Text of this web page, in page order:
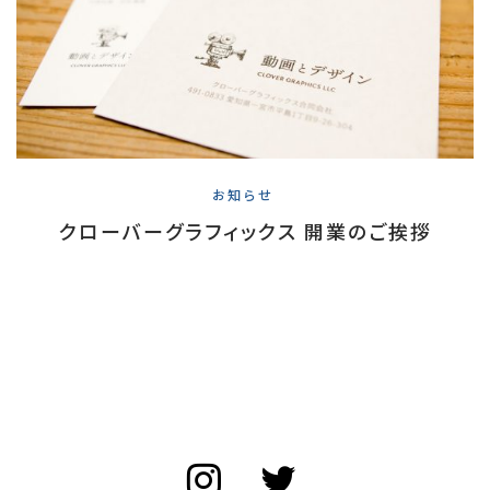
お知らせ
クローバーグラフィックス 開業のご挨拶